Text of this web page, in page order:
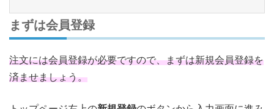
まずは会員登録
注文には会員登録が必要ですので、まずは新規会員登録を
済ませましょう。